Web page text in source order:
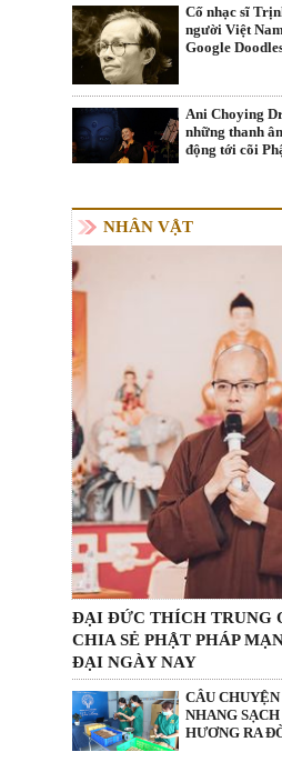
Cố nhạc sĩ
người Việt
Google
Ani Choying
những thanh
động tới cõi
NHÂN VẬT
ĐẠI ĐỨC THÍCH TRUNG
CHIA SẺ PHẬT PHÁP
ĐẠI NGÀY NAY
CÂU
NHANG
HƯƠNG RA